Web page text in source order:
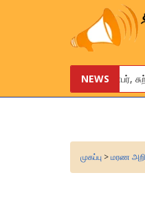
NEWS
உங்கள் உறவினர், நண்பர்,
We are pleased to
முகப்பு >மரண